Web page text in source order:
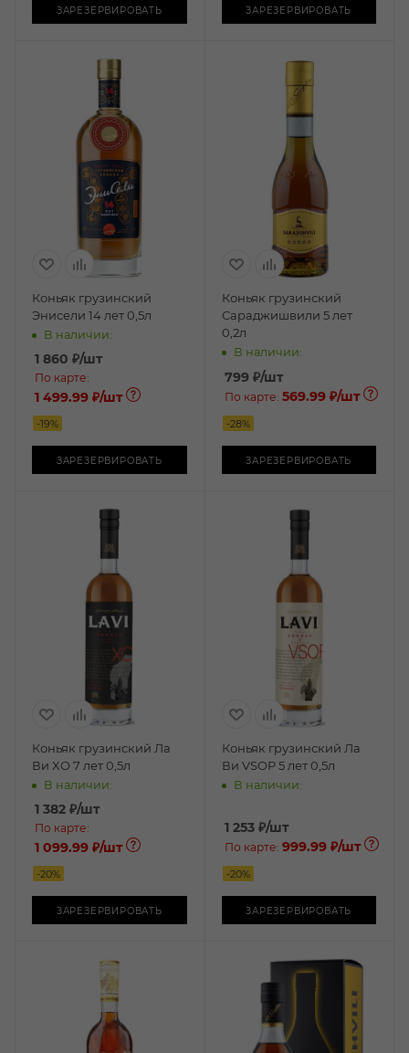
ЗАРЕЗЕРВИРОВАТЬ ЗАРЕЗЕРВИРОВАТЬ
Коньяк грузинский
Энисели 14 лет 0,5л
В наличии:
1 860 ₽/шт
По карте:
1 499.99 ₽/шт
-19%
ЗАРЕЗЕРВИРОВАТЬ
Коньяк грузинский
Сараджишвили 5 лет
0,2л
В наличии:
799₽/шт
По карте: 569.99 ₽/шт
-28%
ЗАРЕЗЕРВИРОВАТЬ
Коньяк грузинский Ла
Ви XO 7 лет 0,5л
В наличии:
1 382 ₽/шт
По карте:
1 099.99 ₽/шт
-20%
ЗАРЕЗЕРВИРОВАТЬ
Коньяк грузинский Ла
Ви VSOP 5 лет 0,5л
В наличии:
1 253₽/шт
По карте: 999.99 ₽/шт
-20%
ЗАРЕЗЕРВИРОВАТЬ